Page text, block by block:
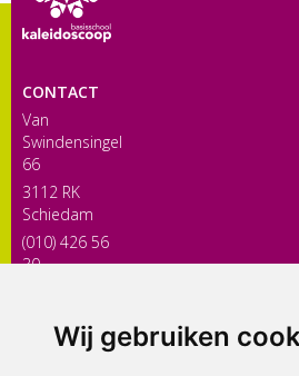
Wij gebruiken
CONTACT
Van
Swindensingel
66
3112 RK
Schiedam
(010) 426 56
30
ONDERDEEL VAN